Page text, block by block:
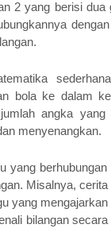
2 yang berisi dua
bola ke dalam
angka yang
menyenangkan.
yang berhubungan
Misalnya, cerita
yang mengajarkan
bilangan secara